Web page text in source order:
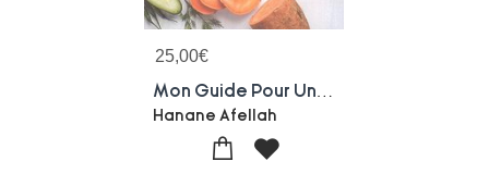
25,00€
Hanane Afellah